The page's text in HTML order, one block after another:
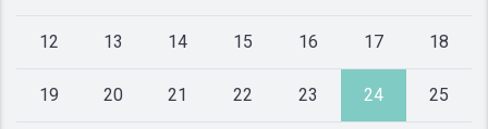
12 13 14 15 16 17 18
19 20 21 22 23 24 25